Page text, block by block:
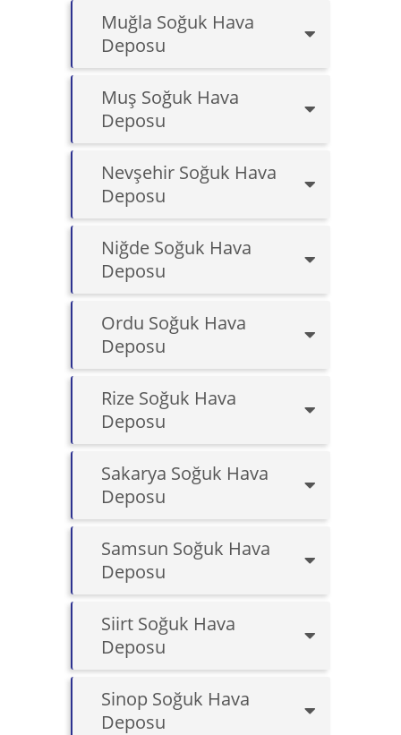
Muğla Soğuk Hava
Deposu
Muş Soğuk Hava
Deposu
Nevşehir Soğuk Hava
Deposu
Niğde Soğuk Hava
Deposu
Ordu Soğuk Hava
Deposu
Rize Soğuk Hava
Deposu
Sakarya Soğuk Hava
Deposu
Samsun Soğuk Hava
Deposu
Siirt Soğuk Hava
Deposu
Sinop Soğuk Hava
Deposu